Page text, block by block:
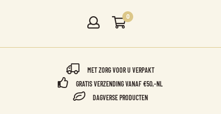
0
MET ZORG VOOR U VERPAKT
GRATIS VERZENDING VANAF €50,-NL
DAGVERSE PRODUCTEN